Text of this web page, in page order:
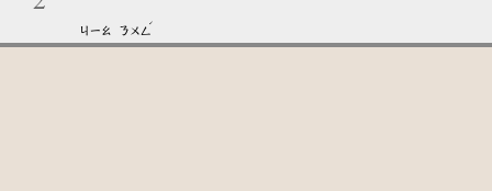
ㄐㄧㄠ ㄋㄨㄥ
ˊ